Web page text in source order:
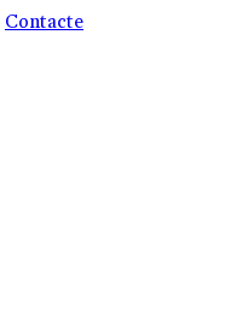
Contacte